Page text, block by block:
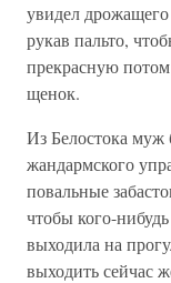
увидел
рукав пальто,
прекрасную
щенок.
Из Белостока муж
жандармского
повальные
чтобы кого-
выходила на
выходить сейчас